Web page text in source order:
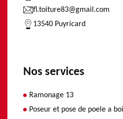
fl.toiture83@gmail.com
13540 Puyricard
Nos services
Ramonage 13
Poseur et pose de poele a